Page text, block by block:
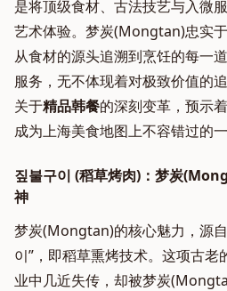
是将顶级食材、古法技艺与入微
艺术体验。梦炭(Mongtan)忠实于
从食材的源头追溯到烹饪的每一
服务，无不体现着对极致价值的
关于精品韩餐的深刻变革，预示着
成为上海美食地图上不容错过的一
짚불구이 (稻草烤肉)：梦炭
神
梦炭(Mongtan)的核心魅力，源
이”，即稻草熏烤技术。这项古
业中几近失传，却被梦炭